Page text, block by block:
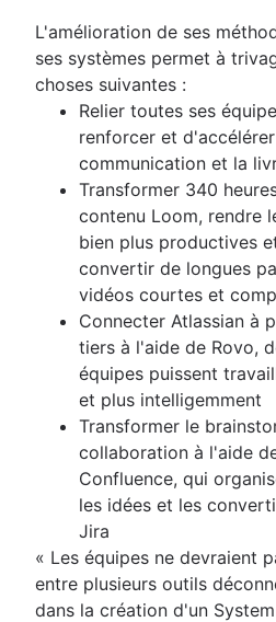
L'amélioration de ses
ses systèmes permet à
choses suivantes :
Relier toutes ses
renforcer et
communication et la
Transformer 340
contenu Loom, rendre
bien plus productives
convertir de longues
vidéos courtes et
Connecter Atlassian à
tiers à l'aide de Rovo,
équipes puissent
et plus intelligemment
Transformer le
collaboration à l'aide
Confluence, qui
les idées et les
Jira
« Les équipes ne devraient
entre plusieurs outils
dans la création d'un